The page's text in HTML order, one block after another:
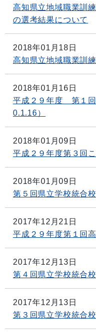
高知県立地域職業訓
の選考結果について
2018年01月18日
高知県立地域職業訓
2018年01月16日
平成２９年度 第１
0.1.16）
2018年01月09日
平成２９年度第３回
2018年01月09日
第５回県立学校統合
2017年12月21日
平成２９年度第１回
2017年12月13日
第４回県立学校統合
2017年12月13日
第３回県立学校統合